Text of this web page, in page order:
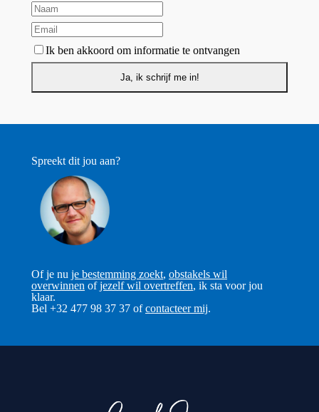
Ik ben akkoord om informatie te ontvangen
Spreekt dit jou aan?
Of je nu je bestemming zoekt, obstakels wil
overwinnen ofjezelf wil overtreffen, ik sta voor jou
klaar.
Bel +32 477 98 37 37 ofcontacteer mij.